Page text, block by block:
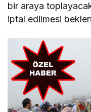
bir araya
iptal edilmesi